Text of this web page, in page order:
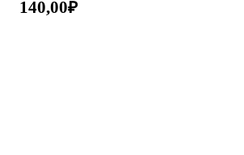
140,00₽